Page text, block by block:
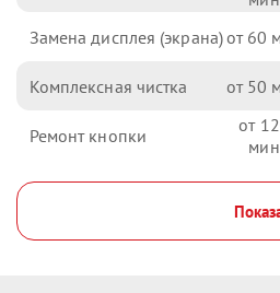
Замена дисплея (экрана) 60
Комплексная чистка 50
Ремонт кнопки